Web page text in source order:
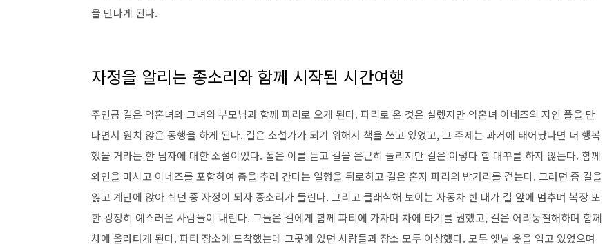
을 만나게 된다.
자정을 알리는 종소리와 함께 시작된 시간여행
주인공 길은 약혼녀와 그녀의 부모님과 함께 파리로 오게 된다. 파리로 온 것은 설렜지만 약혼녀 이네즈의 지인 폴을 만
나면서 원치 않은 동행을 하게 된다. 길은 소설가가 되기 위해서 책을 쓰고 있었고, 그 주제는 과거에 태어났다면 더 행복
했을 거라는 한 남자에 대한 소설이었다. 폴은 이를 듣고 길을 은근히 놀리지만 길은 이렇다 할 대꾸를 하지 않는다. 함께
와인을 마시고 이네즈를 포함하여 춤을 추러 간다는 일행을 뒤로하고 길은 혼자 파리의 밤거리를 걷는다. 그러던 중 길을
잃고 계단에 앉아 쉬던 중 자정이 되자 종소리가 들린다. 그리고 클래식해 보이는 자동차 한 대가 길 앞에 멈추며 복장 또
한 굉장히 예스러운 사람들이 내린다. 그들은 길에게 함께 파티에 가자며 차에 타기를 권했고, 길은 어리둥절해하며 함께
차에 올라타게 된다. 파티 장소에 도착했는데 그곳에 있던 사람들과 장소 모두 이상했다. 모두 옛날 옷을 입고 있었으며